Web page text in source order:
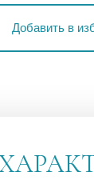
Добавить в